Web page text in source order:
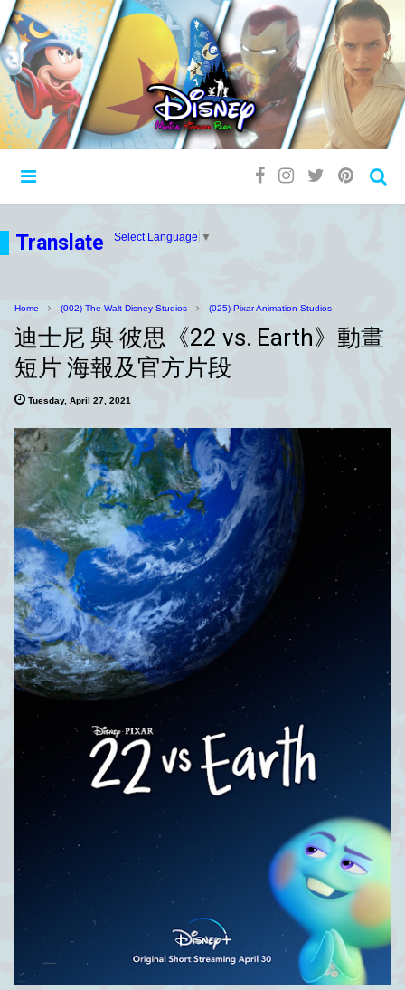
Translate Select Language ▼
Home (002) The Walt Disney Studios (025) Pixar Animation Studios
迪士尼 與 彼思《22 vs. Earth》動畫
短片 海報及官方片段
Tuesday, April 27, 2021